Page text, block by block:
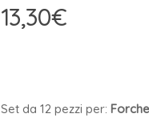
13,30€
Set da 12 pezzi per: